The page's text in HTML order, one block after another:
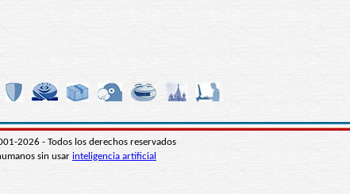
2026 - Todos los derechos reservados
sin usar inteligencia artificial